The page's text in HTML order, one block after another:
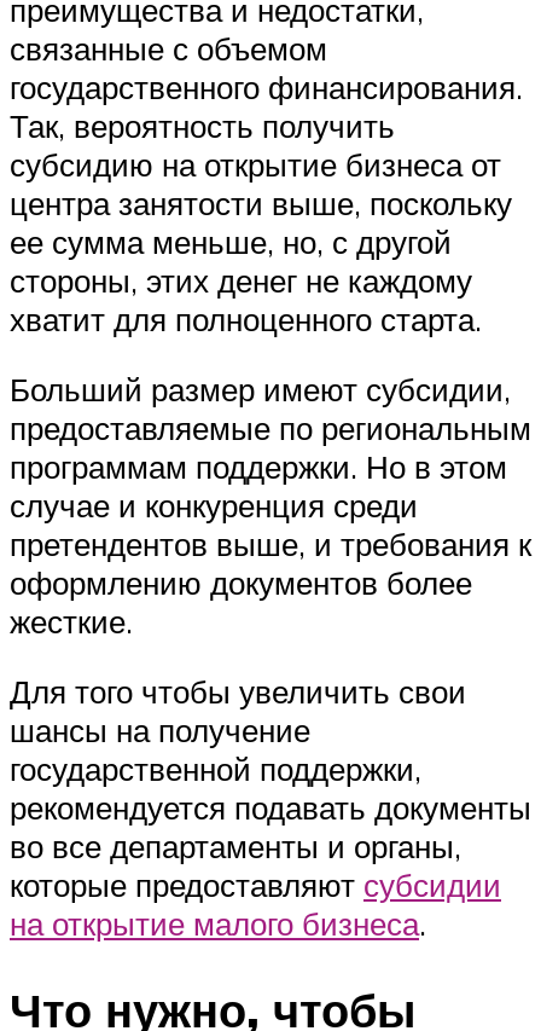
преимущества и недостатки,
связанные с объемом
государственного финансирования.
Так, вероятность получить
субсидию на открытие бизнеса от
центра занятости выше, поскольку
ее сумма меньше, но, с другой
стороны, этих денег не каждому
хватит для полноценного старта.
Больший размер имеют субсидии,
предоставляемые по региональным
программам поддержки. Но в этом
случае и конкуренция среди
претендентов выше, и требования к
оформлению документов более
жесткие.
Для того чтобы увеличить свои
шансы на получение
государственной поддержки,
рекомендуется подавать документы
во все департаменты и органы,
которые предоставляют субсидии
на открытие малого бизнеса.
Что нужно, чтобы